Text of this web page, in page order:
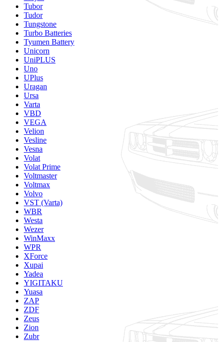
Tubor
Tudor
Tungstone
Turbo Batteries
Tyumen Battery
Unicorn
UniPLUS
Uno
UPlus
Uragan
Ursa
Varta
VBD
VEGA
Velion
Vesline
Vesna
Volat
Volat Prime
Voltmaster
Voltmax
Volvo
VST (Varta)
WBR
Westa
Wezer
WinMaxx
WPR
XForce
Xupai
Yadea
YIGITAKU
Yuasa
ZAP
ZDF
Zeus
Zion
Zubr